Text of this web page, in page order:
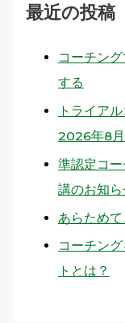
最近の投稿
コーチン
する
トライア
2026年8月
準認定コ
講のお知
あらため
コーチン
トとは？